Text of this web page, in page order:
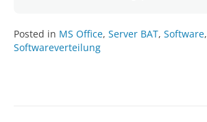
Posted in MS Office, Server BAT, Software,
Softwareverteilung